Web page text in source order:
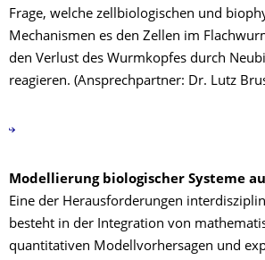
Frage, welche zellbiologischen und
Mechanismen es den Zellen im
den Verlust des Wurmkopfes durch
reagieren. (Ansprechpartner: Dr. Lutz
Modellierung biologischer Systeme
Eine der Herausforderungen
besteht in der Integration von
quantitativen Modellvorhersagen und